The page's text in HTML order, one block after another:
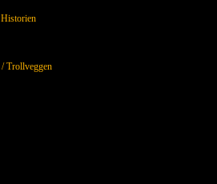
Historien
/Trollveggen